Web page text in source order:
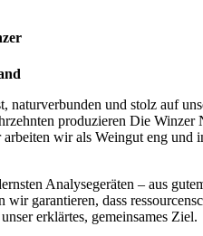
naturverbunden und stolz auf
produzieren Die Winzer
wir als Weingut eng und
Analysegeräten – aus
garantieren, dass
erklärtes, gemeinsames Ziel.